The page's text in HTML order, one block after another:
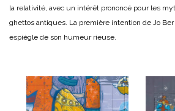
la relativité, avec un intérêt prononcé pour les
ghettos antiques. La première intention de Jo Ber
espiègle de son humeur rieuse.